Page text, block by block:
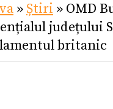
» Știri » OMD
județului
britanic